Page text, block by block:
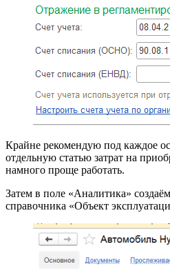
Крайне рекомендую под каждое
отдельную статью затрат на
намного проще работать.
Затем в поле «Аналитика»
справочника «Объект